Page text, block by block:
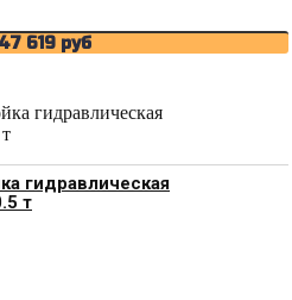
619 руб
гидравлическая
т